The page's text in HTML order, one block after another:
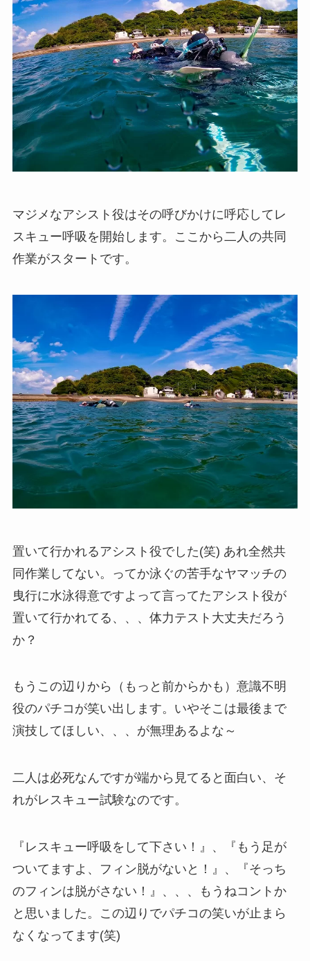
マジメなアシスト役はその呼びかけに呼応してレ
スキュー呼吸を開始します。ここから二人の共同
作業がスタートです。
置いて行かれるアシスト役でした(笑) あれ全然共
同作業してない。ってか泳ぐの苦手なヤマッチの
曳行に水泳得意ですよって言ってたアシスト役が
置いて行かれてる、、、体力テスト大丈夫だろう
か？
もうこの辺りから（もっと前からかも）意識不明
役のパチコが笑い出します。いやそこは最後まで
演技してほしい、、、が無理あるよな～
二人は必死なんですが端から見てると面白い、そ
れがレスキュー試験なのです。
『レスキュー呼吸をして下さい！』、『もう足が
ついてますよ、フィン脱がないと！』、『そっち
のフィンは脱がさない！』、、、もうねコントか
と思いました。この辺りでパチコの笑いが止まら
なくなってます(笑)